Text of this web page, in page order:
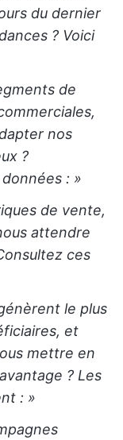
du dernier
? Voici
de
nos
?
: »
de vente,
attendre
ces
le plus
et
mettre en
? Les
: »